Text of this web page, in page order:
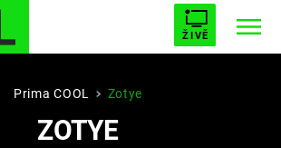
ŽIVĚ
BUFFY, PŘEMOŽITELKA UPÍRŮ
KOTEL AVENGERS 5
Prima COOL Zotye
ZOTYE